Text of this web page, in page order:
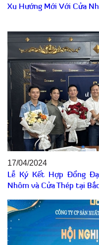
Xu Hướng Mới Với Cửa
17/04/2024
Lễ Ký Kết Hợp Đồng
Nhôm và Cửa Thép tại